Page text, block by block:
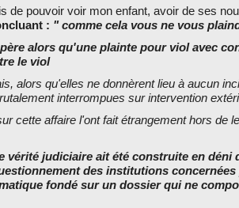
de pouvoir voir mon enfant, avoir de ses
: " comme cela vous ne vous
alors qu'une plainte pour viol avec
le viol
alors qu'elles ne donnèrent lieu à aucun
interrompues sur intervention
cette affaire l'ont fait étrangement hors de
vérité judiciaire ait été construite en déni
des institutions concernées
fondé sur un dossier qui ne